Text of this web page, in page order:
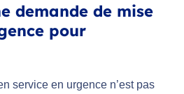
demande de mise
pour
service en urgence n’est pas